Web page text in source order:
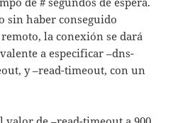
sin haber conseguido
la conexión se dará
a especificar–dns-
, y–read-timeout, con un